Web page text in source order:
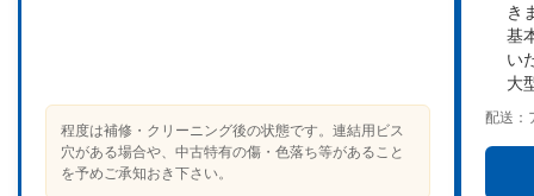
程度は補修・クリーニング後の状態です。連結用ビス
穴がある場合や、中古特有の傷・色落ち等があること
を予めご承知おき下さい。
き
基
い
大
配送：